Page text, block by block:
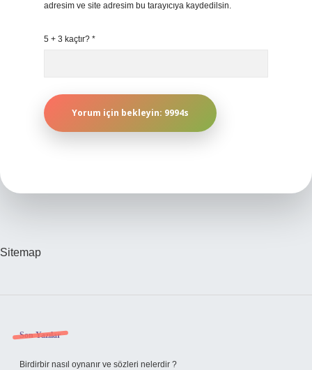
adresim ve site adresim bu tarayıcıya kaydedilsin.
5 + 3 kaçtır? *
Sitemap
Sidebar
Son Yazılar
Birdirbir nasıl oynanır ve sözleri nelerdir ?